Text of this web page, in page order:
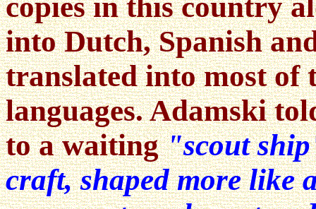
copies in this country
into Dutch, Spanish
translated into most of
languages. Adamski
to a waiting"scout
craft, shaped more like